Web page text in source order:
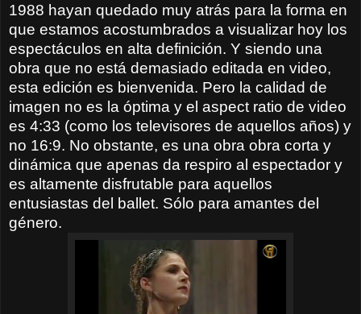
1988 hayan quedado muy atrás para la forma en
que estamos acostumbrados a visualizar hoy los
espectáculos en alta definición. Y siendo una
obra que no está demasiado editada en video,
esta edición es bienvenida. Pero la calidad de
imagen no es la óptima y el aspect ratio de video
es 4:33 (como los televisores de aquellos años) y
no 16:9. No obstante, es una obra obra corta y
dinámica que apenas da respiro al espectador y
es altamente disfrutable para aquellos
entusiastas del ballet. Sólo para amantes del
género.